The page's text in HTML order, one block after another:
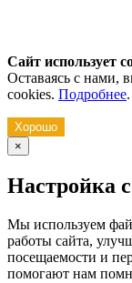
Сайт использует
Оставаясь с нами,
cookies. Подробнее.
Хорошо
×
Настройка
Мы используем
работы сайта,
посещаемости и
помогают нам